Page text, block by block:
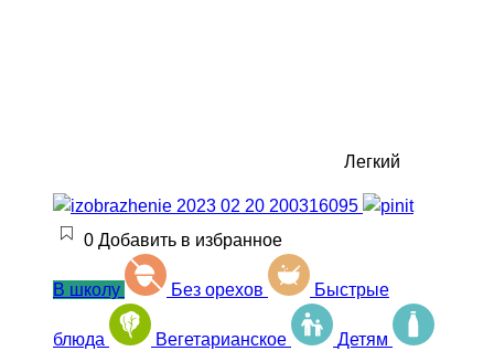
Легкий
0 Добавить в избранное
В школу Без орехов Быстрые
блюда Вегетарианское
Детям